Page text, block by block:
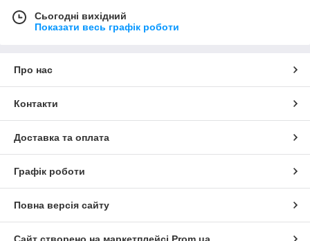
Сьогодні вихідний
Показати весь графік роботи
Про нас
Контакти
Доставка та оплата
Графік роботи
Повна версія сайту